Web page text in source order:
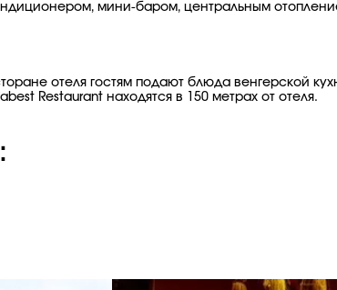
мини-баром, центральным
отеля гостям подают блюда венгерской
Restaurant находятся в 150 метрах от отеля.